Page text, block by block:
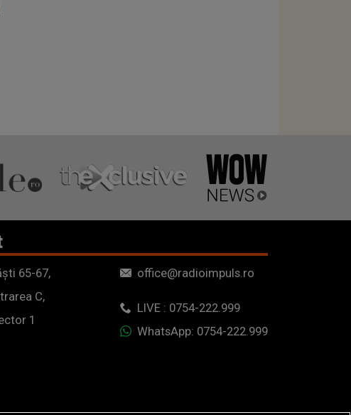
65-67,
C,
1
office@radioimpuls.ro
LIVE : 0754-222.999
WhatsApp: 0754-222.999